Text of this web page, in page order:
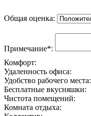
Общая оценка:
Примечание*:
Комфорт:
Удаленность офиса:
Удобство рабочего места:
Бесплатные вкусняшки:
Чистота помещений:
Комната отдыха: